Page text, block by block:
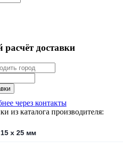
доставки
через контакты
из каталога производителя:
15 х 25 мм